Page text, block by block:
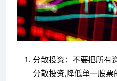
分散投资：不要把所有
分散投资,降低单一股票